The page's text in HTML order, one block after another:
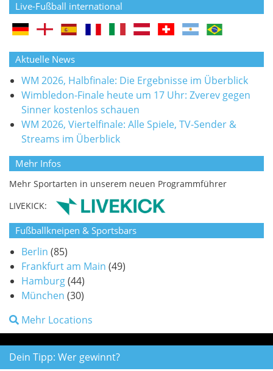
Live-Fußball international
Aktuelle News
WM 2026, Halbfinale: Die Ergebnisse im Überblick
Wimbledon-Finale heute um 17 Uhr: Zverev gegen
Sinner kostenlos schauen
WM 2026, Viertelfinale: Alle Spiele, TV-Sender &
Streams im Überblick
Mehr Infos
Mehr Sportarten in unserem neuen Programmführer
LIVEKICK:
Fußballkneipen & Sportsbars
Berlin (85)
Frankfurt am Main (49)
Hamburg(44)
München (30)
Mehr Locations
Dein Tipp: Wer gewinnt?